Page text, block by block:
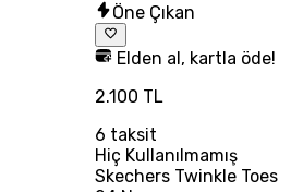
Öne Çıkan
Elden al, kartla öde!
2.100 TL
6 taksit
Hiç Kullanılmamış
Skechers Twinkle Toes